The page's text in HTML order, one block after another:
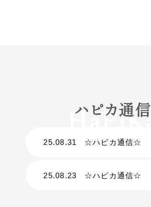
ハピカ通信
25.08.31 ☆ハピカ通信☆
25.08.23 ☆ハピカ通信☆